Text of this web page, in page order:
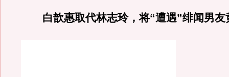
白歆惠取代林志玲，将“遭遇”绯闻男友